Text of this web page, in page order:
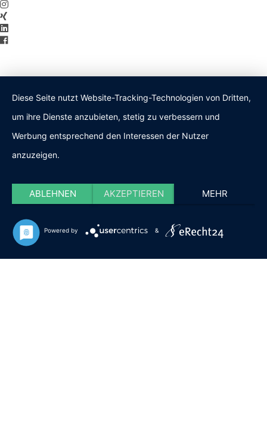
Diese Seite nutzt Website-Tracking-Technologien von Dritten,
um ihre Dienste anzubieten, stetig zu verbessern und
Werbung entsprechend den Interessen der Nutzer
anzuzeigen.
ABLEHNEN AKZEPTIEREN MEHR
Powered by &